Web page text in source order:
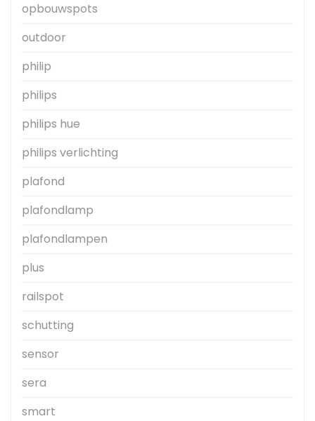
opbouwspots
outdoor
philip
philips
philips hue
philips verlichting
plafond
plafondlamp
plafondlampen
plus
railspot
schutting
sensor
sera
smart